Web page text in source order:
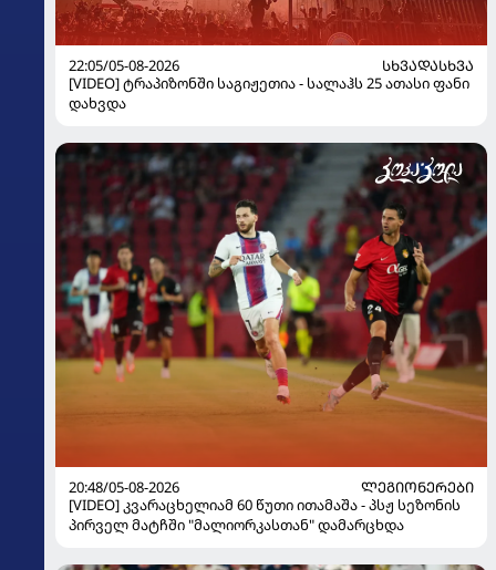
22:05/05-08-2026
ᲡᲮᲕᲐᲓᲐᲡᲮᲕᲐ
[VIDEO] ტრაპიზონში საგიჟეთია - სალაჰს 25 ათასი ფანი
დახვდა
20:48/05-08-2026
ᲚᲔᲒᲘᲝᲜᲔᲠᲔᲑᲘ
[VIDEO] კვარაცხელიამ 60 წუთი ითამაშა - პსჟ სეზონის
პირველ მატჩში "მალიორკასთან" დამარცხდა